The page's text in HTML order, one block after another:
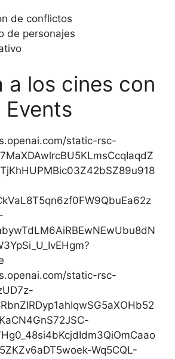
de conflictos
de personajes
a los cines con